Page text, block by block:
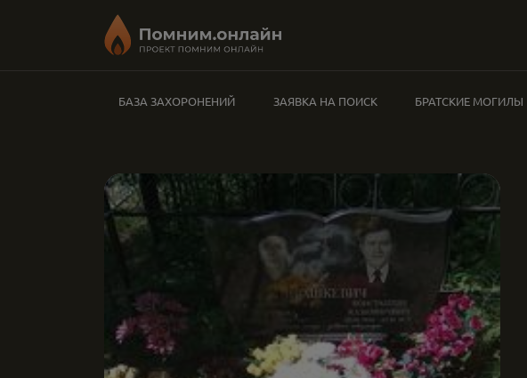
БАЗА ЗАХОРОНЕНИЙ ЗАЯВКА НА ПОИСК БРАТСКИЕ МОГИЛЫ